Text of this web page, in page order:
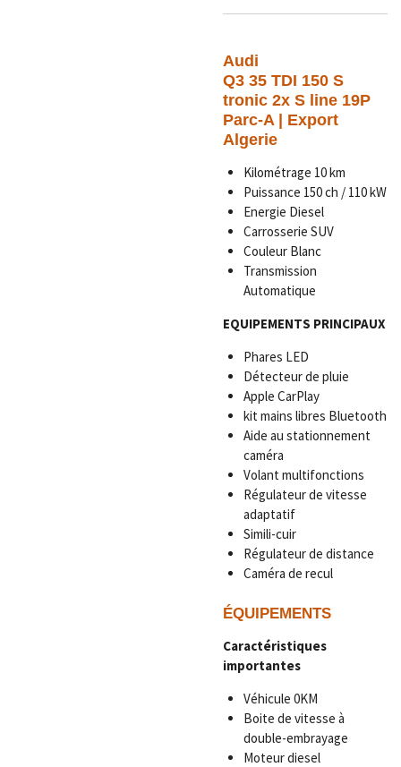
Audi
Q3 35 TDI 150 S
tronic 2x S line 19P
Parc-A | Export
Algerie
Kilométrage 10 km
Puissance 150 ch / 110 kW
Energie Diesel
Carrosserie SUV
Couleur Blanc
Transmission
Automatique
EQUIPEMENTS PRINCIPAUX
Phares LED
Détecteur de pluie
Apple CarPlay
kit mains libres Bluetooth
Aide au stationnement
caméra
Volant multifonctions
Régulateur de vitesse
adaptatif
Simili-cuir
Régulateur de distance
Caméra de recul
ÉQUIPEMENTS
Caractéristiques
importantes
Véhicule 0KM
Boite de vitesse à
double-embrayage
Moteur diesel